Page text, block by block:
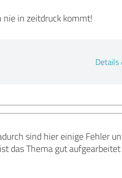
nie in zeitdruck kommt!
Details
sind hier einige Fehler
das Thema gut